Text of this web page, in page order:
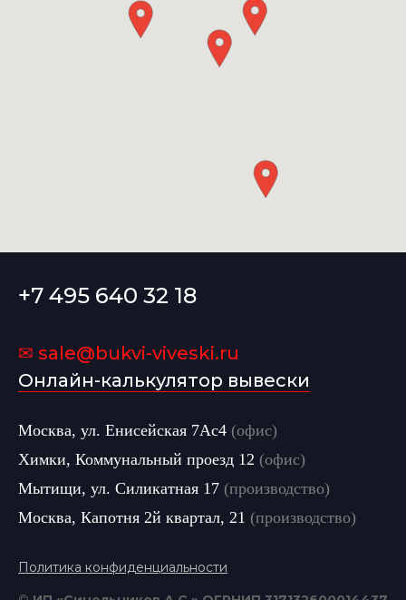
+7 495 640 32 18
✉ sale@bukvi-viveski.ru
Онлайн-калькулятор вывески
Москва, ул. Енисейская 7Ас4 (офис)
Химки, Коммунальный проезд 12 (офис)
Мытищи, ул. Силикатная 17 (производство)
Москва, Капотня 2й квартал, 21 (производство)
Политика конфиденциальности